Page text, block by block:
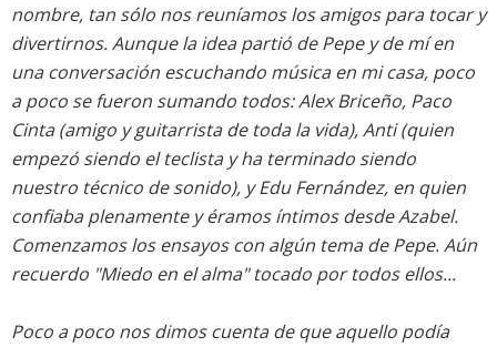
nombre, tan sólo nos reuníamos los amigos para tocar y
divertirnos. Aunque la idea partió de Pepe y de mí en
una conversación escuchando música en mi casa, poco
a poco se fueron sumando todos: Alex Briceño, Paco
Cinta (amigo y guitarrista de toda la vida), Anti (quien
empezó siendo el teclista y ha terminado siendo
nuestro técnico de sonido), y Edu Fernández, en quien
confiaba plenamente y éramos íntimos desde Azabel.
Comenzamos los ensayos con algún tema de Pepe. Aún
recuerdo "Miedo en el alma" tocado por todos ellos...
Poco a poco nos dimos cuenta de que aquello podía